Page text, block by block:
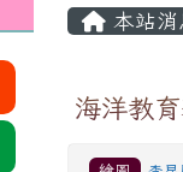
本站消
海洋教